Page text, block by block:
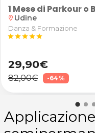
(calice di
1 Mese di Parkour o
location_on Udine
Danza & Formazione
starstarstarstarstar
29,90€
82,00€ -64%